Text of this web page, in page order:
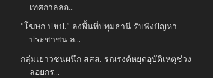
เทศกาลลอ...
"โฆษก ปชป." ลงพื้นที่ปทุมธานี รับฟังปัญหา
ประชาชน ล...
กลุ่มเยาวชนผนึก สสส. รณรงค์หยุดอุบัติเหตุช่วง
ลอยกร...